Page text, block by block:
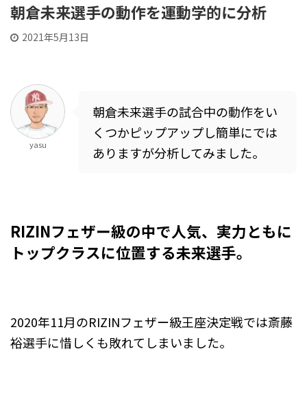
朝倉未来選手の動作を運動学的に分析
2021年5月13日
yasu
朝倉未来選手の試合中の動作をい
くつかピップアップし簡単にでは
ありますが分析してみました。
RIZINフェザー級の中で人気、 実力ともに
トップクラスに位置する未来選手。
2020年11月のRIZINフェザー級王座決定戦では斎藤
裕選手に惜しくも敗れてしまいました。